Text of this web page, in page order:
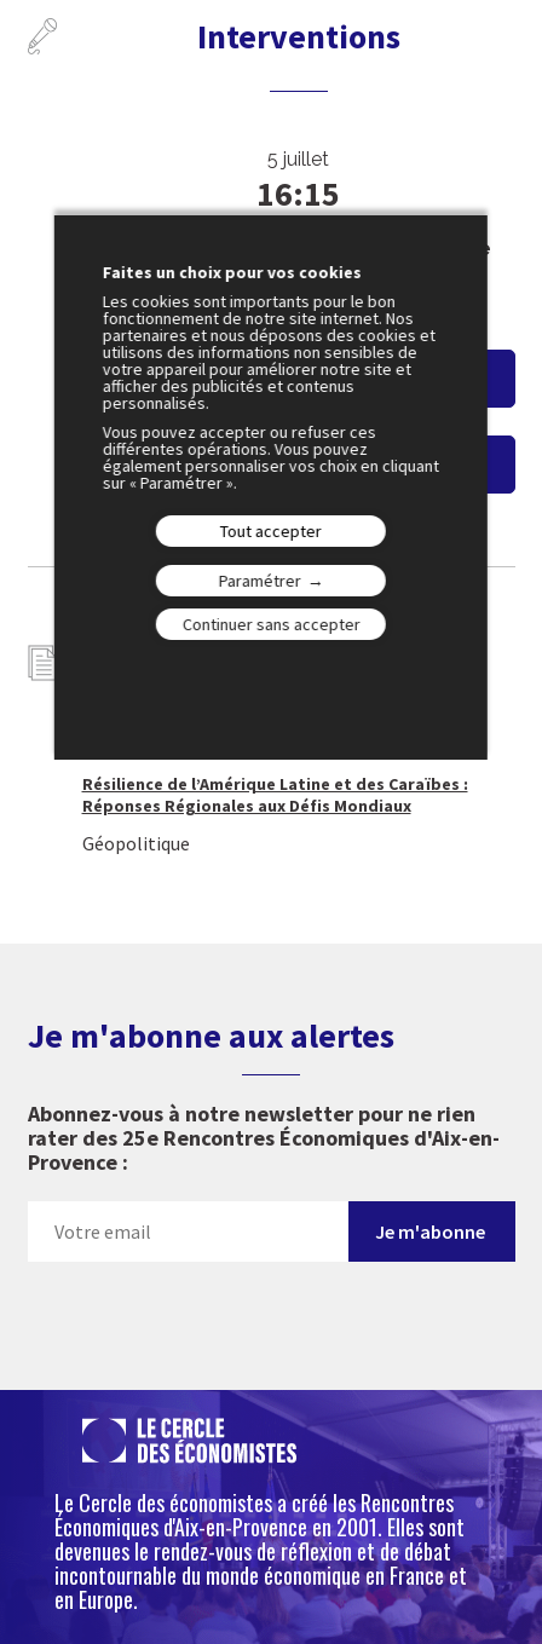
Interventions
5 juillet
16:15
Quelle autonomie de l’Amérique latine
face aux États-Unis ?
Amphi 1
Voir le résumé
Voir le replay
Résilience de l’Amérique Latine et des Caraïbes :
Réponses Régionales aux Défis Mondiaux
Géopolitique
Je m'abonne aux alertes
Abonnez-vous à notre newsletter pour ne rien
rater des 25e Rencontres Économiques d'Aix-en-
Provence :
Le Cercle des économistes a créé les Rencontres
Économiques d'Aix-en-Provence en 2001. Elles sont
devenues le rendez-vous de réflexion et de débat
incontournable du monde économique en France et
en Europe.
Faites un choix pour vos cookies
Les cookies sont importants pour le bon
fonctionnement de notre site internet. Nos
partenaires et nous déposons des cookies et
utilisons des informations non sensibles de
votre appareil pour améliorer notre site et
afficher des publicités et contenus
personnalisés.
Vous pouvez accepter ou refuser ces
différentes opérations. Vous pouvez
également personnaliser vos choix en cliquant
sur « Paramétrer ».
Tout accepter
Paramétrer
Continuer sans accepter